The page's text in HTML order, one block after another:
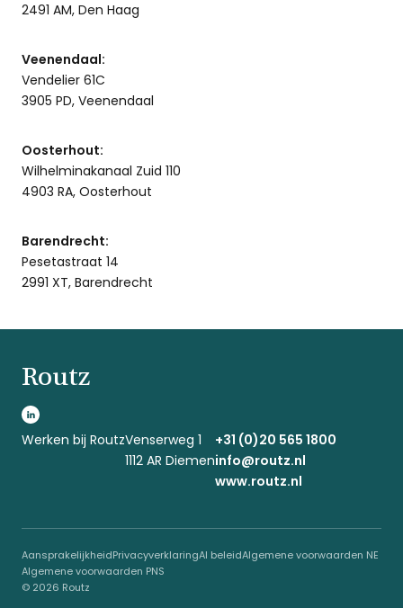
2491 AM, Den Haag
Veenendaal:
Vendelier 61C
3905 PD, Veenendaal
Oosterhout:
Wilhelminakanaal Zuid 110
4903 RA, Oosterhout
Barendrecht:
Pesetastraat 14
2991 XT, Barendrecht
Routz
Werken bij RoutzVenserweg 1
1112 AR Diemen
+31 (0)20 565 1800
info@routz.nl
www.routz.nl
© 2026 Routz
AansprakelijkheidPrivacyverklaringAI beleidAlgemene voorwaarden NE
Algemene voorwaarden PNS